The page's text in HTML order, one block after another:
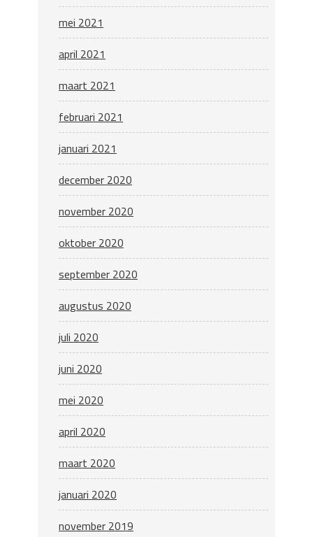
mei 2021
april 2021
maart 2021
februari 2021
januari 2021
december 2020
november 2020
oktober 2020
september 2020
augustus 2020
juli 2020
juni 2020
mei 2020
april 2020
maart 2020
januari 2020
november 2019